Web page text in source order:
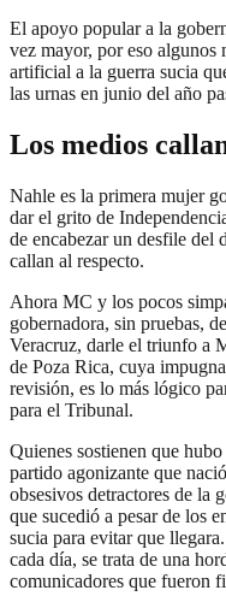
El apoyo popular a la
vez mayor, por eso algunos
artificial a la guerra sucia
las urnas en junio del año
Los medios
Nahle es la primera mujer
dar el grito de
de encabezar un desfile del
callan al respecto.
Ahora MC y los pocos
gobernadora, sin pruebas,
Veracruz, darle el triunfo a
de Poza Rica, cuya
revisión, es lo más lógico
para el Tribunal.
Quienes sostienen que
partido agonizante que
obsesivos detractores de la
que sucedió a pesar de los
sucia para evitar que
cada día, se trata de una
comunicadores que fueron